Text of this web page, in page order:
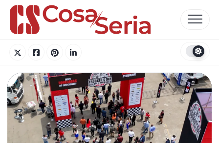
Skip
content